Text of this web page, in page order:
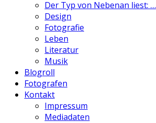
Der Typ von Nebenan liest: …
Design
Fotografie
Leben
Literatur
Musik
Blogroll
Fotografen
Kontakt
Impressum
Mediadaten